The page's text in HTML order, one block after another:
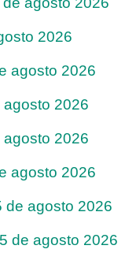
2026
agosto 2026
2026
2026
agosto 2026
de agosto 2026
de agosto 2026